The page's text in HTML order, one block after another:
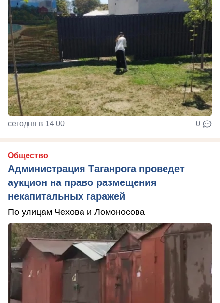
сегодня в 14:00 0
Общество
Администрация Таганрога проведет
аукцион на право размещения
некапитальных гаражей
По улицам Чехова и Ломоносова